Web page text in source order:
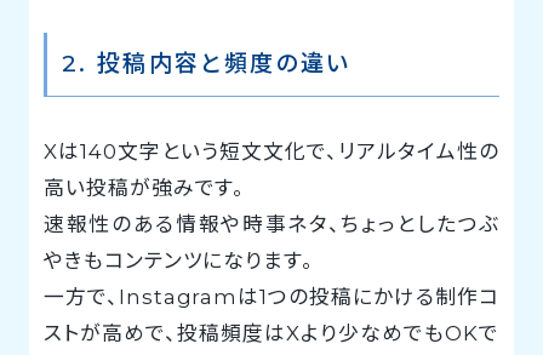
2. 投稿内容と頻度の違い
Xは140文字という短文文化で、リアルタイム性の
高い投稿が強みです。
速報性のある情報や時事ネタ、ちょっとしたつぶ
やきもコンテンツになります。
一方で、Instagramは1つの投稿にかける制作コ
ストが高めで、投稿頻度はXより少なめでもOKで